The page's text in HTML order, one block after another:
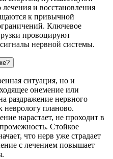
и восстановления
к привычной
Ключевое
провоцируют
нервной системы.
ситуация, но и
онемение или
раздражение нервного
неврологу планово.
нарастает, не проходит в
Стойкое
что нерв уже страдает
с лечением повышает